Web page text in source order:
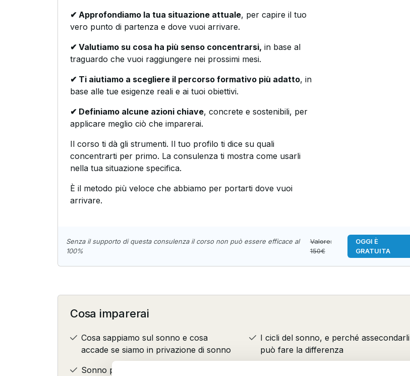
✔ Approfondiamo la tua situazione attuale, per capire il tuo
vero punto di partenza e dove vuoi arrivare.
✔ Valutiamo su cosa ha più senso concentrarsi, in base al
traguardo che vuoi raggiungere nei prossimi mesi.
✔ Ti aiutiamo a scegliere il percorso formativo più adatto, in
base alle tue esigenze reali e ai tuoi obiettivi.
✔ Definiamo alcune azioni chiave, concrete e sostenibili, per
applicare meglio ciò che imparerai.
Il corso ti dà gli strumenti. Il tuo profilo ti dice su quali
concentrarti per primo. La consulenza ti mostra come usarli
nella tua situazione specifica.
È il metodo più veloce che abbiamo per portarti dove vuoi
arrivare.
Senza il supporto di questa consulenza il corso non può essere efficace al
100%
Valore:
150€
OGGI È
GRATUITA
Cosa imparerai
Cosa sappiamo sul sonno e cosa
accade se siamo in privazione di sonno
I cicli del sonno, e perché assecondarli
può fare la differenza
Sonno profondo di qualità: come capire